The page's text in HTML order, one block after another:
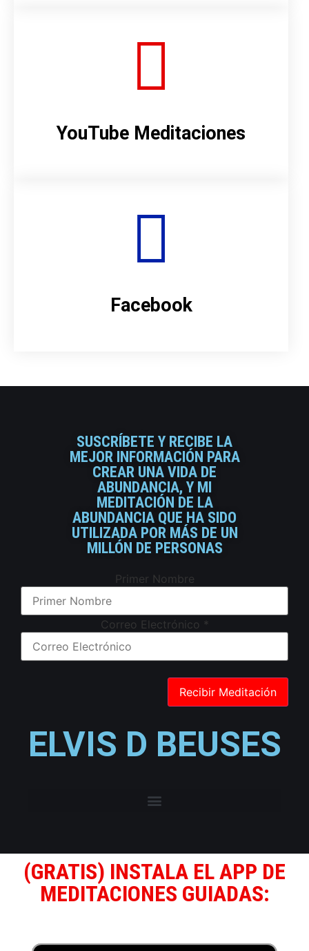
YouTube Meditaciones
Facebook
SUSCRÍBETE Y RECIBE LA
MEJOR INFORMACIÓN PARA
CREAR UNA VIDA DE
ABUNDANCIA, Y MI
MEDITACIÓN DE LA
ABUNDANCIA QUE HA SIDO
UTILIZADA POR MÁS DE UN
MILLÓN DE PERSONAS
Primer Nombre
Correo Electrónico *
ELVIS D BEUSES
(GRATIS) INSTALA EL APP DE
MEDITACIONES GUIADAS: